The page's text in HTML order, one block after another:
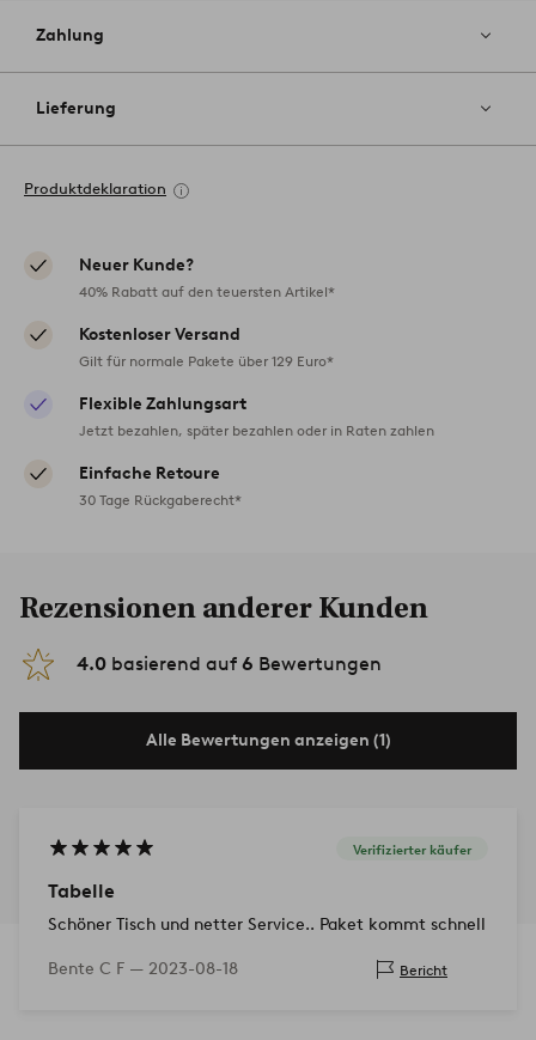
Zahlung
Lieferung
Produktdeklaration
Neuer Kunde?
40% Rabatt auf den teuersten Artikel*
Kostenloser Versand
Gilt für normale Pakete über 129 Euro*
Flexible Zahlungsart
Jetzt bezahlen, später bezahlen oder in Raten zahlen
Einfache Retoure
30 Tage Rückgaberecht*
Rezensionen anderer Kunden
4.0 basierend auf 6 Bewertungen
Alle Bewertungen anzeigen (1)
Verifizierter käufer
Tabelle
Schöner Tisch und netter Service.. Paket kommt schnell
Bente C F — 2023-08-18 Bericht